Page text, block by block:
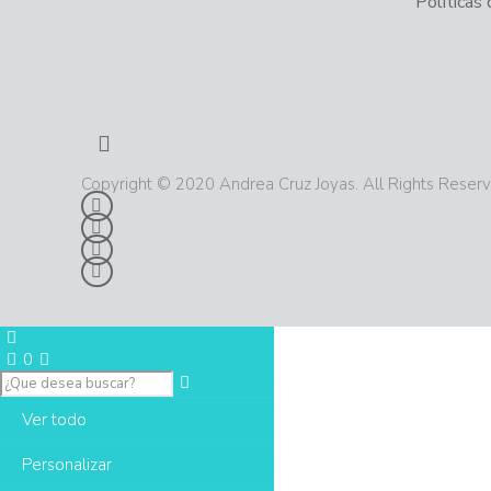
Copyright © 2020 Andrea Cruz Joyas. All Rights
0
Ver todo
Personalizar